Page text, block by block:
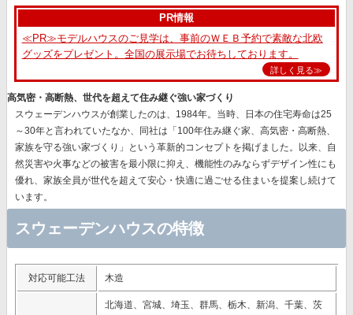
PR情報
≪PR≫モデルハウスのご見学は、事前のＷＥＢ予約で素敵な北欧
グッズをプレゼント。全国の展示場でお待ちしております。
詳しく見る≫
高気密・高断熱、世代を超えて住み継ぐ強い家づくり
スウェーデンハウスが創業したのは、1984年。当時、日本の住宅寿命は25
～30年と言われていたなか、同社は 「100年住み継ぐ家、高気密・高断熱、
家族を守る強い家づくり」
という革新的コンセプトを掲げました。以来、自
然災害や火事などの被害を最小限に抑え、機能性のみならずデザイン性にも
優れ、 家族全員が世代を超えて安心・快適に過ごせる住まいを提案 し続けて
います。
スウェーデンハウスの特徴
対応可能工法 木造
北海道、宮城、埼玉、群馬、栃木、新潟、千葉、茨